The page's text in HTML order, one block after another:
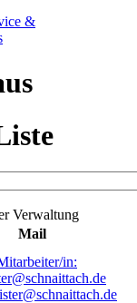
&
Verwaltung
Mail